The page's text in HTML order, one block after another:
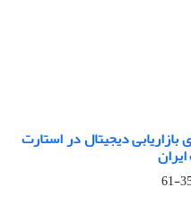
بازاریابی دیجیتال در استارت